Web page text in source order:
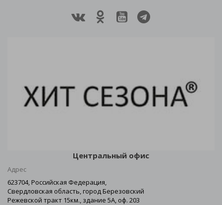
Центральный офис
Адрес
623704, Российская Федерация,
Свердловская область, город Березовский
Режевской тракт 15км., здание 5А, оф. 203